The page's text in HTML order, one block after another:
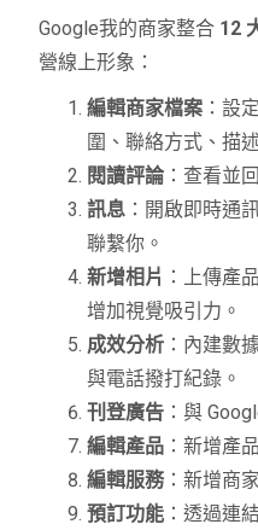
Google我的商家整合 12
營線上形象：
編輯商家檔案 ：設
圍、聯絡方式、描
閱讀評論 ：查看並
訊息 ：開啟即時通
聯繫你。
新增相片 ：上傳產
增加視覺吸引力。
成效分析 ：內建數
與電話撥打紀錄。
刊登廣告 ：與
編輯產品 ：新增產
編輯服務 ：新增商
預訂功能 ：透過連